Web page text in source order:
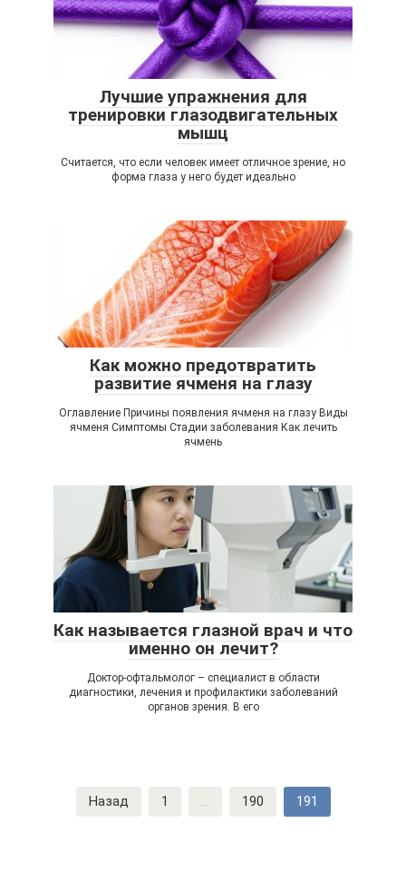
Лучшие упражнения для
тренировки глазодвигательных
мышц
Считается, что если человек имеет отличное зрение, но
форма глаза у него будет идеально
Как можно предотвратить
развитие ячменя на глазу
Оглавление Причины появления ячменя на глазу Виды
ячменя Симптомы Стадии заболевания Как лечить
ячмень
Как называется глазной врач и что
именно он лечит?
Доктор-офтальмолог – специалист в области
диагностики, лечения и профилактики заболеваний
органов зрения. В его
Назад 1 ... 190 191